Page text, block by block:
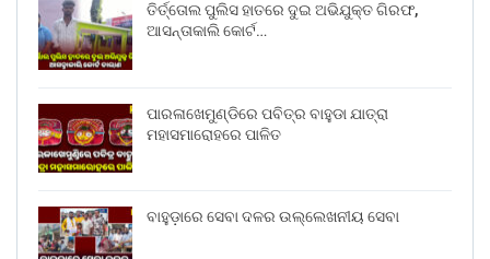
ତିର୍ତ୍ତୋଲ ପୁଲିସ ହାତରେ ଦୁଇ ଅଭିଯୁକ୍ତ ଗିରଫ,
ଆସନ୍ତାକାଲି କୋର୍ଟ…
ପାରଳାଖେମୁଣ୍ଡିରେ ପବିତ୍ର ବାହୁଡା ଯାତ୍ରା
ମହାସମାରୋହରେ ପାଳିତ
ବାହୁଡ଼ାରେ ସେବା ଦଳର ଉଲ୍ଲେଖନୀୟ ସେବା